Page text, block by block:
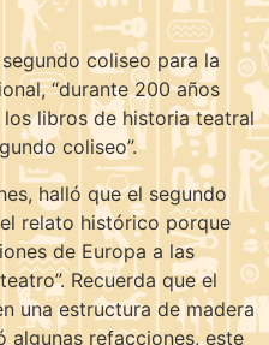
coliseo para la
“durante 200 años
libros de historia teatral
coliseo”.
halló que el segundo
relato histórico porque
de Europa a las
Recuerda que el
una estructura de madera
algunas refacciones, este